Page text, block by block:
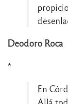
Deodoro Roca
*
En
Allá